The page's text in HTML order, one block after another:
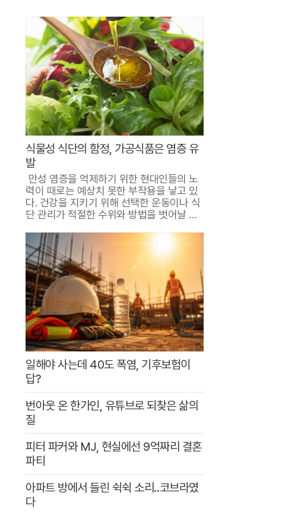
지
금
그
리
팅
가
입
하
면
인
기
반
9
0
원
식물성 식단의 함정, 가공식품은 염증 유
발
만성 염증을 억제하기 위한 현대인들의 노
력이 때로는 예상치 못한 부작용을 낳고 있
다. 건강을 지키기 위해 선택한 운동이나 식
단 관리가 적절한 수위와 방법을 벗어날 경
일해야 사는데 40도 폭염, 기후보험이
답?
번아웃 온 한가인, 유튜브로 되찾은 삶의
질
피터 파커와 MJ, 현실에선 9억짜리 결혼
파티
아파트 방에서 들린 쉭쉭 소리‥코브라였
다